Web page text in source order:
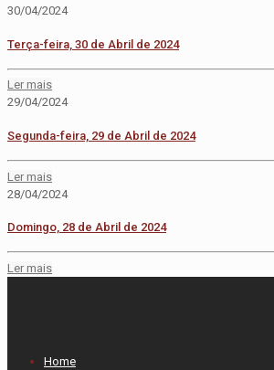
30/04/2024
Terça-feira, 30 de Abril de 2024
Ler mais
29/04/2024
Segunda-feira, 29 de Abril de 2024
Ler mais
28/04/2024
Domingo, 28 de Abril de 2024
Ler mais
Home